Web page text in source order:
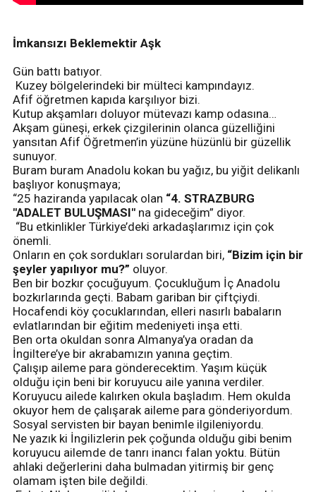
İmkansızı Beklemektir Aşk
Gün battı batıyor.
Kuzey bölgelerindeki bir mülteci kampındayız.
Afif öğretmen kapıda karşılıyor bizi.
Kutup akşamları doluyor mütevazı kamp odasına…
Akşam güneşi, erkek çizgilerinin olanca güzelliğini
yansıtan Afif Öğretmen’in yüzüne hüzünlü bir güzellik
sunuyor.
Buram buram Anadolu kokan bu yağız, bu yiğit delikanlı
başlıyor konuşmaya;
“25 haziranda yapılacak olan “4. STRAZBURG
"ADALET BULUŞMASI" na gideceğim” diyor.
“Bu etkinlikler Türkiye’deki arkadaşlarımız için çok
önemli.
Onların en çok sordukları sorulardan biri, “Bizim için bir
şeyler yapılıyor mu?” oluyor.
Ben bir bozkır çocuğuyum. Çocukluğum İç Anadolu
bozkırlarında geçti. Babam gariban bir çiftçiydi.
Hocafendi köy çocuklarından, elleri nasırlı babaların
evlatlarından bir eğitim medeniyeti inşa etti.
Ben orta okuldan sonra Almanya’ya oradan da
İngiltere’ye bir akrabamızın yanına geçtim.
Çalışıp aileme para gönderecektim. Yaşım küçük
olduğu için beni bir koruyucu aile yanına verdiler.
Koruyucu ailede kalırken okula başladım. Hem okulda
okuyor hem de çalışarak aileme para gönderiyordum.
Sosyal servisten bir bayan benimle ilgileniyordu.
Ne yazık ki İngilizlerin pek çoğunda olduğu gibi benim
koruyucu ailemde de tanrı inancı falan yoktu. Bütün
ahlaki değerlerini daha bulmadan yitirmiş bir genç
olamam işten bile değildi.